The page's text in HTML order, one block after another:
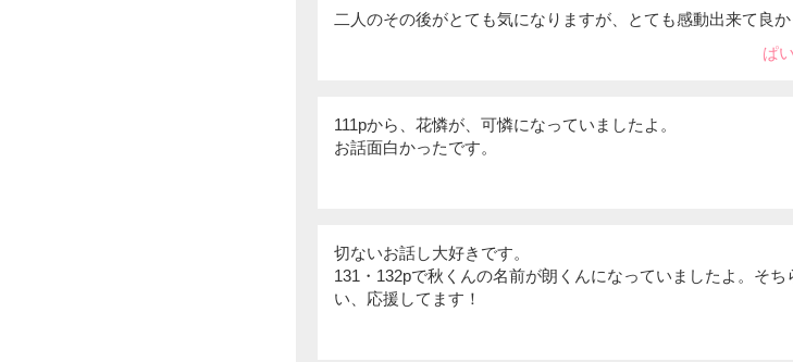
二人のその後がとても気になりますが、とても感動出来て良か
ぱ
111pから、花憐が、可憐になっていましたよ。
お話面白かったです。
切ないお話し大好きです。
131・132pで秋くんの名前が朗くんになっていましたよ。そ
い、応援してます！